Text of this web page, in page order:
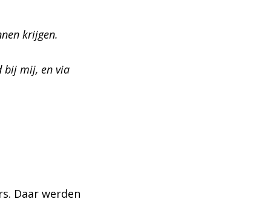
krijgen.
bij mij, en via
Daar werden